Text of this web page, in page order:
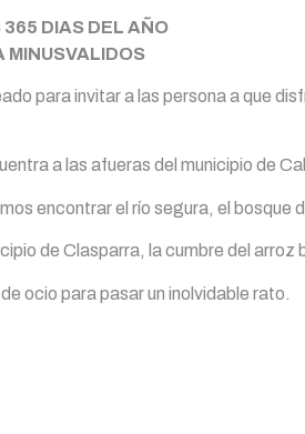
365 DIAS DEL AÑO
MINUSVALIDOS
para invitar a las persona a que
a las afueras del municipio de
encontrar el río segura, el
de Clasparra, la cumbre del
ocio para pasar un inolvidable rato.